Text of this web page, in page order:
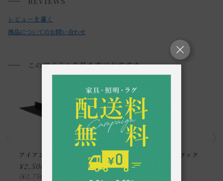
小型商品は、11,000円(税込)以上のお買い上げで
・あえて溶接跡等を残しています。
・風合いには個体差がございます。
・素材の特性上、錆が出る可能性がございます。使用途中に
・お使いのPC画面等や光の環境によっては、掲載の画像と実
際の商品とで色の見え方が異なることもございます。ご了承
ください。
レビューを書く
商品についてのお問い合わせ
このアイテムを見た方におすすめ
アイアン レッジ
¥2,500
¥2,750
アイアン フラット フック
¥780